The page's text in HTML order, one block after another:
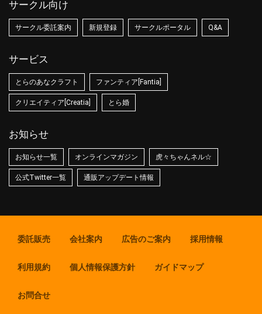
サークル向け
サークル委託案内 新規登録 サークルポータル Q&A
サービス
とらのあなクラフト ファンティア[Fantia]
クリエイティア[Creatia] とら婚
お知らせ
お知らせ一覧 オンラインマガジン 虎々ちゃんネル☆
公式Twitter一覧 通販アップデート情報
委託販売 会社案内 広告のご案内 採用情報
利用規約 個人情報保護方針 ガイドマップ
お問合せ